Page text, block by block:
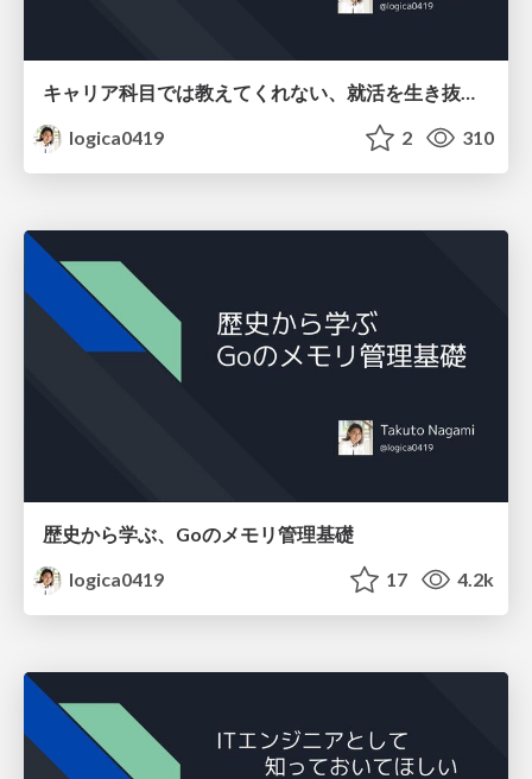
キャリア科目では教えてくれない、就活を生き抜く法則
logica0419
2 310
歴史から学ぶ、Goのメモリ管理基礎
logica0419
17 4.2k